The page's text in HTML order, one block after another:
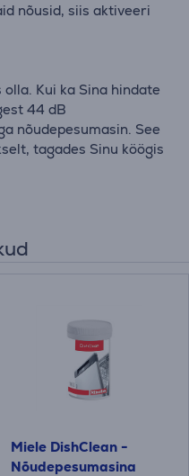
nõusid, siis aktiveeri
Kui ka Sina hindate
44 dB
nõudepesumasin. See
tagades Sinu köögis
Miele DishClean -
Nõudepesumasina